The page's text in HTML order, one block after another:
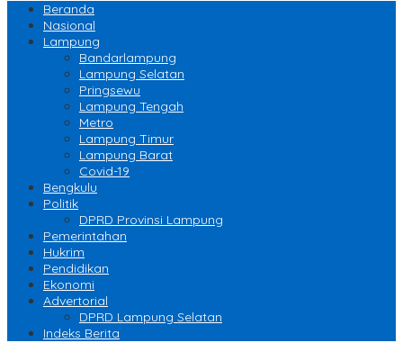
Beranda
Nasional
Lampung
Bandarlampung
Lampung Selatan
Pringsewu
Lampung Tengah
Metro
Lampung Timur
Lampung Barat
Covid-19
Bengkulu
Politik
DPRD Provinsi Lampung
Pemerintahan
Hukrim
Pendidikan
Ekonomi
Advertorial
DPRD Lampung Selatan
Indeks Berita